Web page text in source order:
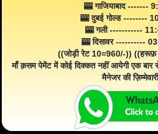
🎰 गाजियाबाद -------
🎰 दुबई गोल्ड --------
🎰 गली -----------
🎰 दिसावर ----------
((जोड़ी रेट 10=960/-))
माँ क़सम पेमेंट में कोई दिक्कत नहीं आयेगी एक बार
मैनेजर की